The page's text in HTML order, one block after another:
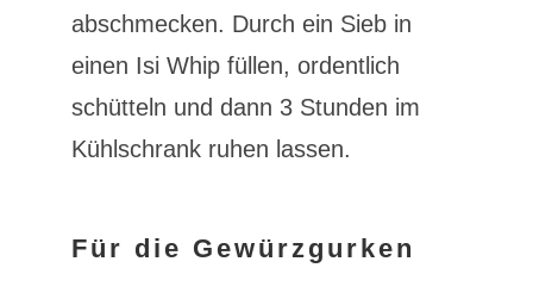
abschmecken. Durch ein Sieb in
einen Isi Whip füllen, ordentlich
schütteln und dann 3 Stunden im
Kühlschrank ruhen lassen.
Für die Gewürzgurken